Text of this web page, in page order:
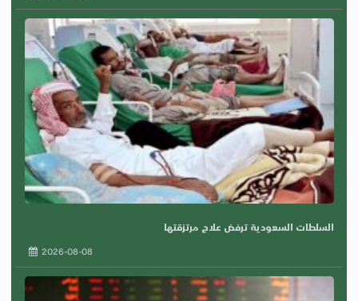
السلطات السعودية ترفض علاج مرتزقتها
2026-08-08